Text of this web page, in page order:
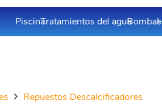
PiscinaTratamientos del aguaBombas
Repuestos Descalcificadores